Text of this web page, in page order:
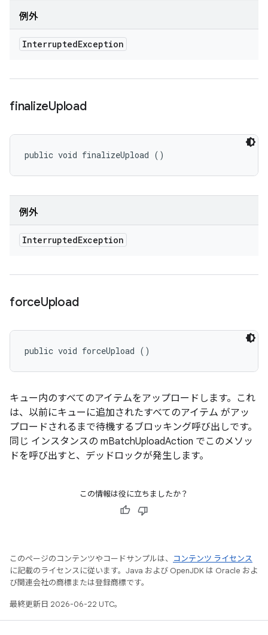
例外
InterruptedException
finalizeUpload
public void finalizeUpload ()
例外
InterruptedException
forceUpload
public void forceUpload ()
キュー内のすべてのアイテムをアップロードします。これ
は、以前にキューに追加されたすべてのアイテム がアッ
プロードされるまで待機するブロッキング呼び出しです。
同じ インスタンスの mBatchUploadAction でこのメソッ
ドを呼び出すと、デッドロックが発生します。
この情報は役に立ちましたか？
このページのコンテンツやコードサンプルは、
コンテンツ ライセンス
に記載のライセンスに従います。Java および OpenJDK は Oracle およ
び関連会社の商標または登録商標です。
最終更新日 2026-06-22 UTC。